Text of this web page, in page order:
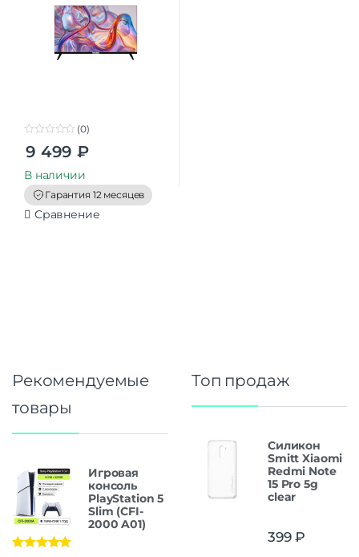
o
t
o
f
5
(0)
9 499 ₽
В наличии
Гарантия 12 месяцев
Сравнение
Рекомендуемые
товары
Игровая
консоль
PlayStation 5
Slim (CFI-
2000 A01)
Топ продаж
Силикон
Smitt Xiaomi
Redmi Note
15 Pro 5g
clear
399₽